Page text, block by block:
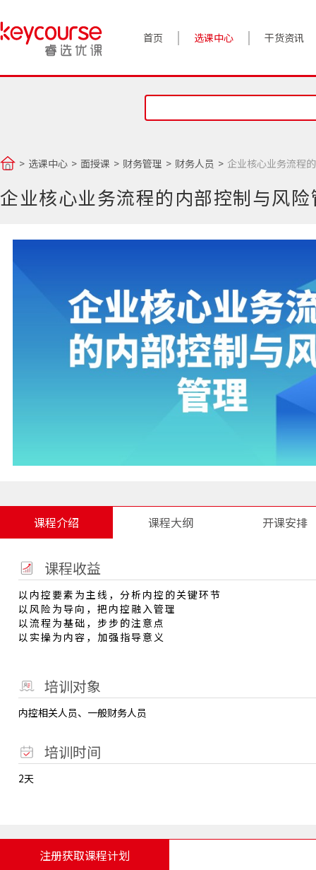
首页 选课中心 干货资讯
案例实践
对话高管
睿选视角
选课中心 面授课 财务管理 财务人员 企业核心业务流程
企业核心业务流程的内部控制与风险
课程介绍 课程大纲 开课安排
课程收益
以内控要素为主线，分析内控的关键环节
以风险为导向，把内控融入管理
以流程为基础，步步的注意点
以实操为内容，加强指导意义
培训对象
内控相关人员、一般财务人员
培训时间
2天
注册获取课程计划